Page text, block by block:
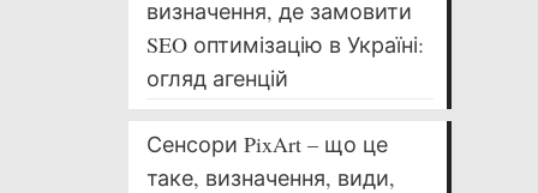
визначення, де замовити
SEO оптимізацію в Україні:
огляд агенцій
Сенсори PixArt – що це
таке, визначення, види,